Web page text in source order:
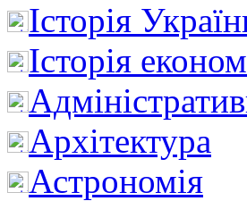
Історія
Історія
Архітектура
Астрономія